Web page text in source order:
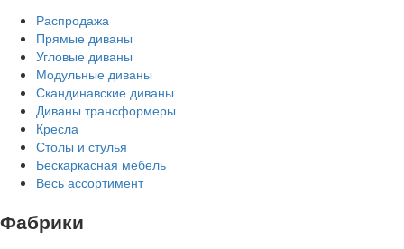
Распродажа
Прямые диваны
Угловые диваны
Модульные диваны
Скандинавские диваны
Диваны трансформеры
Кресла
Столы и стулья
Бескаркасная мебель
Весь ассортимент
Фабрики